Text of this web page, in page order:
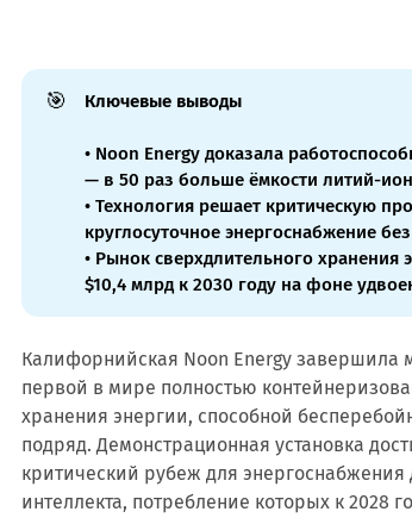
🎯 Ключевые выводы
• Noon Energy доказала
— в 50 раз больше ёмкости литий-
• Технология решает критическую
круглосуточное энергоснабжение
• Рынок сверхдлительного хранения
$10,4 млрд к 2030 году на фоне
Калифорнийская Noon Energy завершила
первой в мире полностью
хранения энергии, способной
подряд. Демонстрационная установка
критический рубеж для энергоснабжения
интеллекта, потребление которых к 2028